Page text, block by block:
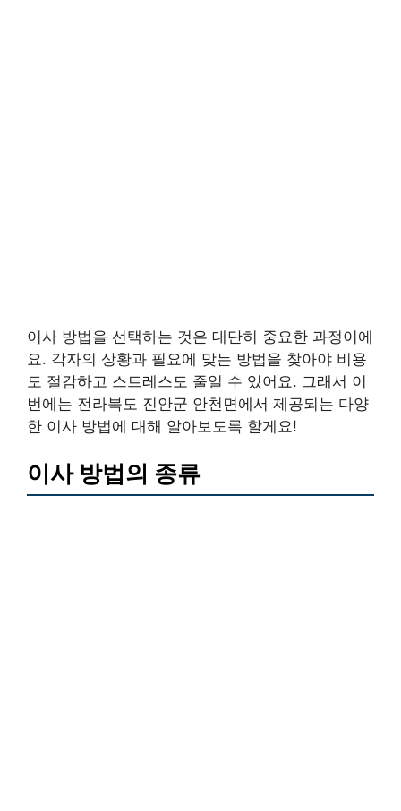
이사 방법을 선택하는 것은 대단히 중요한 과정이에
요. 각자의 상황과 필요에 맞는 방법을 찾아야 비용
도 절감하고 스트레스도 줄일 수 있어요. 그래서 이
번에는 전라북도 진안군 안천면에서 제공되는 다양
한 이사 방법에 대해 알아보도록 할게요!
이사 방법의 종류